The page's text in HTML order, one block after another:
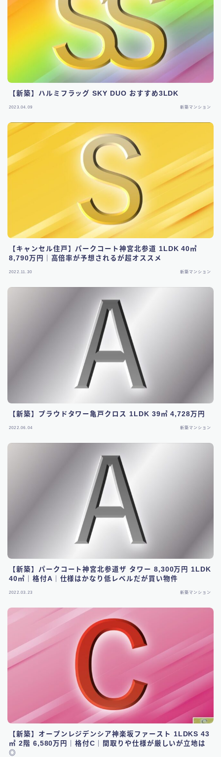
【新築】ハルミフラッグ SKY DUO おすすめ3LDK
2023.04.09 新築マンション
【キャンセル住戸】パークコート神宮北参道 1LDK 40㎡
8,790万円｜高倍率が予想されるが超オススメ
2022.11.30 新築マンション
【新築】プラウドタワー亀戸クロス 1LDK 39㎡ 4,728万円
2022.06.04 新築マンション
【新築】パークコート神宮北参道ザ タワー 8,300万円 1LDK
40㎡｜格付A｜仕様はかなり低レベルだが買い物件
2022.03.23 新築マンション
【新築】オープンレジデンシア神楽坂ファースト 1LDKS 43
㎡ 2階 6,580万円｜格付C｜間取りや仕様が厳しいが立地は
◎